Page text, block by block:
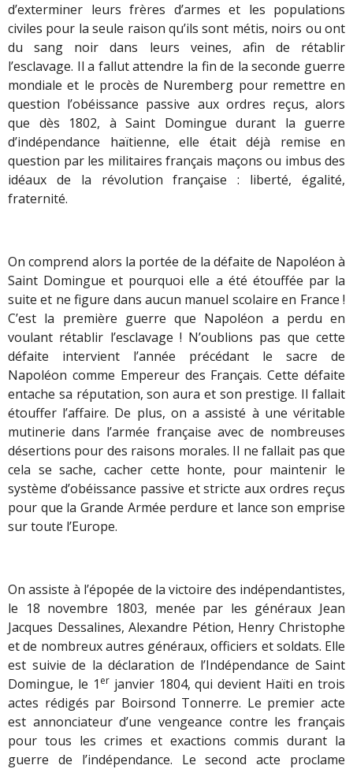
d’exterminer leurs frères d’armes et les populations
civiles pour la seule raison qu’ils sont métis, noirs ou ont
du sang noir dans leurs veines, afin de rétablir
l’esclavage. Il a fallut attendre la fin de la seconde guerre
mondiale et le procès de Nuremberg pour remettre en
question l’obéissance passive aux ordres reçus, alors
que dès 1802, à Saint Domingue durant la guerre
d’indépendance haïtienne, elle était déjà remise en
question par les militaires français maçons ou imbus des
idéaux de la révolution française : liberté, égalité,
fraternité.
On comprend alors la portée de la défaite de Napoléon à
Saint Domingue et pourquoi elle a été étouffée par la
suite et ne figure dans aucun manuel scolaire en France !
C’est la première guerre que Napoléon a perdu en
voulant rétablir l’esclavage ! N’oublions pas que cette
défaite intervient l’année précédant le sacre de
Napoléon comme Empereur des Français. Cette défaite
entache sa réputation, son aura et son prestige. Il fallait
étouffer l’affaire. De plus, on a assisté à une véritable
mutinerie dans l’armée française avec de nombreuses
désertions pour des raisons morales. Il ne fallait pas que
cela se sache, cacher cette honte, pour maintenir le
système d’obéissance passive et stricte aux ordres reçus
pour que la Grande Armée perdure et lance son emprise
sur toute l’Europe.
On assiste à l’épopée de la victoire des indépendantistes,
le 18 novembre 1803, menée par les généraux Jean
Jacques Dessalines, Alexandre Pétion, Henry Christophe
et de nombreux autres généraux, officiers et soldats. Elle
est suivie de la déclaration de l’Indépendance de Saint
Domingue, le 1 erjanvier 1804, qui devient Haïti en trois
actes rédigés par Boirsond Tonnerre. Le premier acte
est annonciateur d’une vengeance contre les français
pour tous les crimes et exactions commis durant la
guerre de l’indépendance. Le second acte proclame